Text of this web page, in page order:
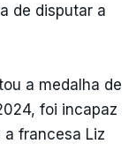
de disputar a
a medalha de
foi incapaz
francesa Liz